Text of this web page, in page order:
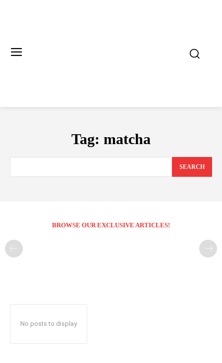
Tag: matcha
SEARCH
BROWSE OUR EXCLUSIVE ARTICLES!
No posts to display